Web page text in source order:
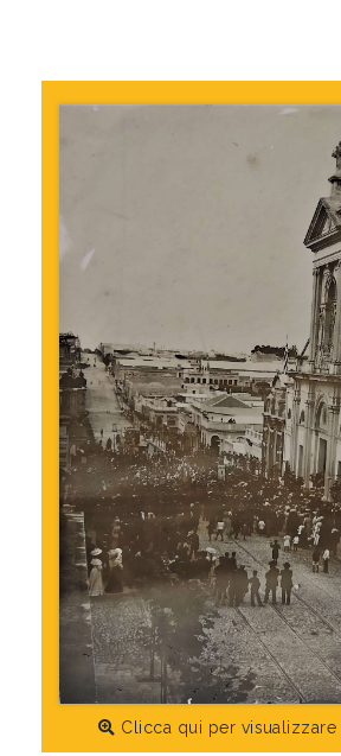
Clicca qui per